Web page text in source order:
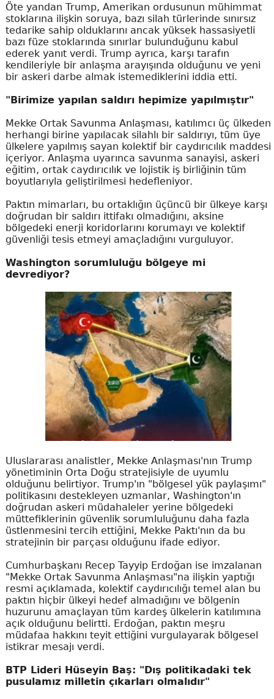
Öte yandan Trump, Amerikan ordusunun mühimmat
stoklarına ilişkin soruya, bazı silah türlerinde sınırsız
tedarike sahip olduklarını ancak yüksek hassasiyetli
bazı füze stoklarında sınırlar bulunduğunu kabul
ederek yanıt verdi. Trump ayrıca, karşı tarafın
kendileriyle bir anlaşma arayışında olduğunu ve yeni
bir askeri darbe almak istemediklerini iddia etti.
"Birimize yapılan saldırı hepimize yapılmıştır"
Mekke Ortak Savunma Anlaşması, katılımcı üç ülkeden
herhangi birine yapılacak silahlı bir saldırıyı, tüm üye
ülkelere yapılmış sayan kolektif bir caydırıcılık maddesi
içeriyor. Anlaşma uyarınca savunma sanayisi, askeri
eğitim, ortak caydırıcılık ve lojistik iş birliğinin tüm
boyutlarıyla geliştirilmesi hedefleniyor.
Paktın mimarları, bu ortaklığın üçüncü bir ülkeye karşı
doğrudan bir saldırı ittifakı olmadığını, aksine
bölgedeki enerji koridorlarını korumayı ve kolektif
güvenliği tesis etmeyi amaçladığını vurguluyor.
Washington sorumluluğu bölgeye mi
devrediyor?
Uluslararası analistler, Mekke Anlaşması'nın Trump
yönetiminin Orta Doğu stratejisiyle de uyumlu
olduğunu belirtiyor. Trump'ın "bölgesel yük paylaşımı"
politikasını destekleyen uzmanlar, Washington'ın
doğrudan askeri müdahaleler yerine bölgedeki
müttefiklerinin güvenlik sorumluluğunu daha fazla
üstlenmesini tercih ettiğini, Mekke Paktı'nın da bu
stratejinin bir parçası olduğunu ifade ediyor.
Cumhurbaşkanı Recep Tayyip Erdoğan ise imzalanan
"Mekke Ortak Savunma Anlaşması"na ilişkin yaptığı
resmi açıklamada, kolektif caydırıcılığı temel alan bu
paktın hiçbir ülkeyi hedef almadığını ve bölgenin
huzurunu amaçlayan tüm kardeş ülkelerin katılımına
açık olduğunu belirtti. Erdoğan, paktın meşru
müdafaa hakkını teyit ettiğini vurgulayarak bölgesel
istikrar mesajı verdi.
BTP Lideri Hüseyin Baş: "Dış politikadaki tek
pusulamız milletin çıkarları olmalıdır"